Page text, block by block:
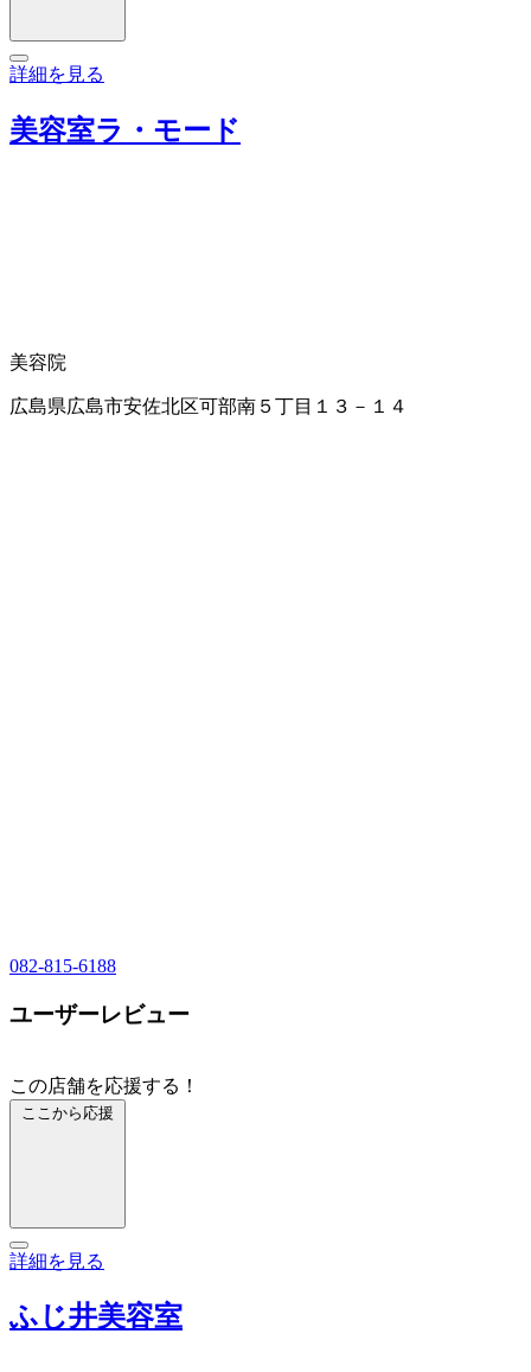
詳細を見る
美容室ラ・モード
美容院
広島県広島市安佐北区可部南５丁目１３－１４
082-815-6188
ユーザーレビュー
この店舗を応援する！
ここから応援
詳細を見る
ふじ井美容室